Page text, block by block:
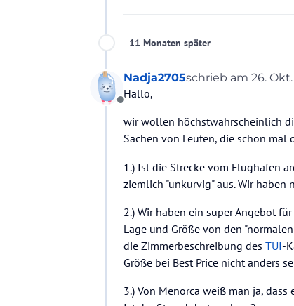
11 Monaten später
Offline
Nadja2705schrieb am 26. Okt.
zuletzt editiert von
Hallo,
wir wollen höchstwahrscheinlich
Sachen von Leuten, die schon mal
1.) Ist die Strecke vom Flughafen
ziemlich "unkurvig" aus. Wir haben
2.) Wir haben ein super Angebot
Lage und Größe von den
die Zimmerbeschreibung des TUI-
Größe bei Best Price nicht anders
3.) Von Menorca weiß man ja,